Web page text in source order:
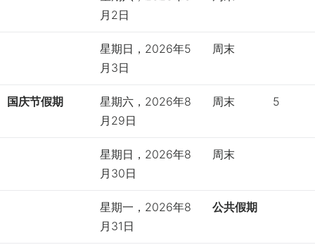
月2日
星期日，2026年5
月3日
周末
国庆节假期
星期六，2026年8
月29日
周末 5
星期日，2026年8
月30日
周末
星期一，2026年8
月31日
公共假期